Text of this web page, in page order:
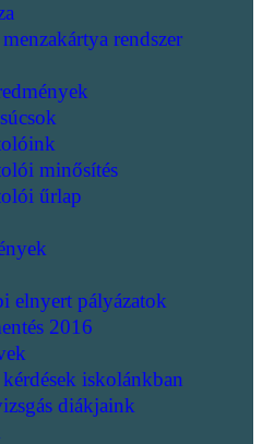
rendszer
minősítés
űrlap
elnyert pályázatok
2016
iskolánkban
diákjaink